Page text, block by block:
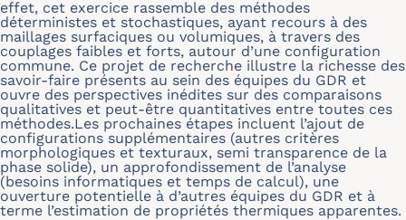
effet, cet exercice rassemble des méthodes
déterministes et stochastiques, ayant recours à des
maillages surfaciques ou volumiques, à travers des
couplages faibles et forts, autour d’une configuration
commune. Ce projet de recherche illustre la richesse des
savoir-faire présents au sein des équipes du GDR et
ouvre des perspectives inédites sur des comparaisons
qualitatives et peut-être quantitatives entre toutes ces
méthodes.Les prochaines étapes incluent l’ajout de
configurations supplémentaires (autres critères
morphologiques et texturaux, semi transparence de la
phase solide), un approfondissement de l’analyse
(besoins informatiques et temps de calcul), une
ouverture potentielle à d’autres équipes du GDR et à
terme l’estimation de propriétés thermiques apparentes.